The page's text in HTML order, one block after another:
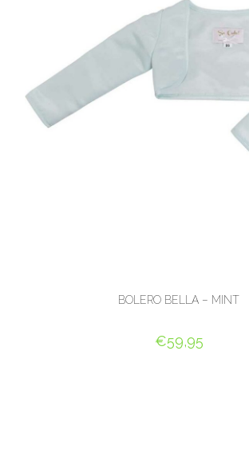
BOLERO BELLA – MINT
€59,95